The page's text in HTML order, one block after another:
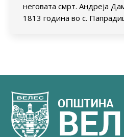
неговата смрт. Андреја
1813 година во с.